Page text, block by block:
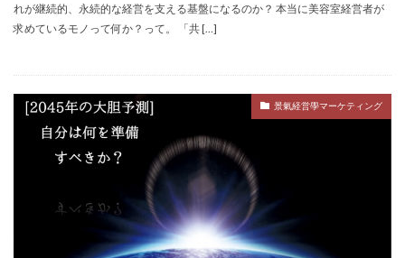
れが継続的、永続的な経営を支える基盤になるのか？ 本当に美容室経営者が
求めているモノって何か？って。 「共 […]
景氣経営學マーケティング